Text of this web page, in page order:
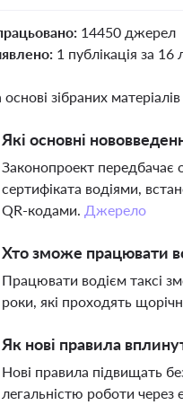
14450 джерел
1 публікація за 16
зібраних
Які основні
Законопроект передбачає
сертифіката водіями,
QR-кодами. Джерело
Хто зможе працювати
Працювати водієм таксі
роки, які проходять
Як нові правила
Нові правила підвищать
легальністю роботи через